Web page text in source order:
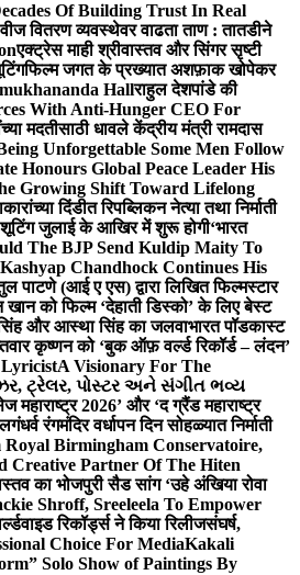
Of Building Trust In Real
वीज वितरण व्यवस्थेवर वाढता ताण : तातडीने
एक्ट्रेस माही श्रीवास्तव और सिंगर सृष्टी
फिल्म जगत के प्रख्यात अशफ़ाक खोपेकर
Hallराहुल देशपांडे की
With Anti-Hunger CEO For
मदतीसाठी धावले केंद्रीय मंत्री रामदास
Unforgettable Some Men Follow
Honours Global Peace Leader His
Growing Shift Toward Lifelong
दिंडीत रिपब्लिकन नेत्या तथा निर्माती
जुलाई के आखिर में शुरू होगी‘भारत
The BJP Send Kuldip Maity To
Chandhock Continues His
पाटणे (आई ए एस) द्वारा लिखित फिल्मस्टार
खान को फिल्म ‘देहाती डिस्को’ के लिए बेस्ट
सिंह और आस्था सिंह का जलवाभारत पॉडकास्ट
कृष्णन को ‘बुक ऑफ़ वर्ल्ड रिकॉर्ड – लंदन’
A Visionary For The
ટ્રેલર, પોસ્ટર અને સંગીત ભવ્ય
महाराष्ट्र 2026’ और ‘द ग्रैंड महाराष्ट्र
रंगमंदिर वर्धापन दिन सोहळ्यात निर्माती
Birmingham Conservatoire,
Creative Partner Of The Hiten
का भोजपुरी सैड सांग ‘उहे अंखिया रोवा
Shroff, Sreeleela To Empower
रिकॉर्ड्स ने किया रिलीजसंघर्ष,
Choice For MediaKakali
Solo Show of Paintings By